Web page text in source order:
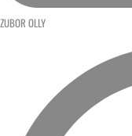
ZUBOR OLLY